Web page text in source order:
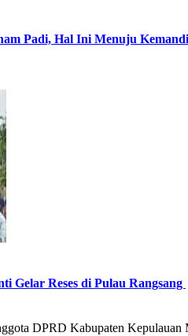
Padi, Hal Ini Menuju
Gelar Reses di Pulau Rangsang
DPRD Kabupaten Kepulauan